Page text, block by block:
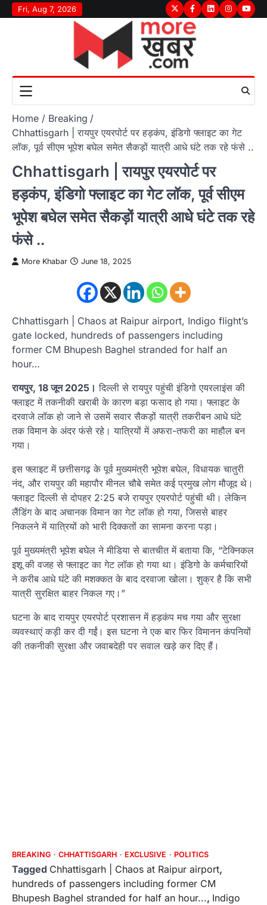
Skip
to
Fri, Aug 7, 2026 TwitterFacebook
LinkedInInstagram
Home
Breaking
Chhattisgarh | रायपुर एयरपोर्ट पर हड़कंप, इंडिगो फ्लाइट का गेट
लॉक, पूर्व सीएम भूपेश बघेल समेत सैकड़ों यात्री आधे घंटे तक रहे फंसे ..
Chhattisgarh | रायपुर एयरपोर्ट पर
हड़कंप, इंडिगो फ्लाइट का गेट लॉक, पूर्व सीएम
भूपेश बघेल समेत सैकड़ों यात्री आधे घंटे तक रहे
फंसे ..
More Khabar June 18, 2025
Chhattisgarh | Chaos at Raipur airport, Indigo flight’s
gate locked, hundreds of passengers including
former CM Bhupesh Baghel stranded for half an
hour…
रायपुर, 18 जून 2025। दिल्ली से रायपुर पहुंची इंडिगो एयरलाइंस की
फ्लाइट में तकनीकी खराबी के कारण बड़ा फसाद हो गया। फ्लाइट के
दरवाजे लॉक हो जाने से उसमें सवार सैकड़ों यात्री तकरीबन आधे घंटे
तक विमान के अंदर फंसे रहे। यात्रियों में अफरा-तफरी का माहौल बन
गया।
इस फ्लाइट में छत्तीसगढ़ के पूर्व मुख्यमंत्री भूपेश बघेल, विधायक चातुरी
नंद, और रायपुर की महापौर मीनल चौबे समेत कई प्रमुख लोग मौजूद थे।
फ्लाइट दिल्ली से दोपहर 2:25 बजे रायपुर एयरपोर्ट पहुंची थी। लेकिन
लैंडिंग के बाद अचानक विमान का गेट लॉक हो गया, जिससे बाहर
निकलने में यात्रियों को भारी दिक्कतों का सामना करना पड़ा।
पूर्व मुख्यमंत्री भूपेश बघेल ने मीडिया से बातचीत में बताया कि, “टेक्निकल
इशू की वजह से फ्लाइट का गेट लॉक हो गया था। इंडिगो के कर्मचारियों
ने करीब आधे घंटे की मशक्कत के बाद दरवाजा खोला। शुक्र है कि सभी
यात्री सुरक्षित बाहर निकल गए।”
घटना के बाद रायपुर एयरपोर्ट प्रशासन में हड़कंप मच गया और सुरक्षा
व्यवस्थाएं कड़ी कर दी गईं। इस घटना ने एक बार फिर विमानन कंपनियों
की तकनीकी सुरक्षा और जवाबदेही पर सवाल खड़े कर दिए हैं।
BREAKING CHHATTISGARH EXCLUSIVE POLITICS
Tagged Chhattisgarh | Chaos at Raipur airport,
hundreds of passengers including former CM
Bhupesh Baghel stranded for half an hour..., Indigo